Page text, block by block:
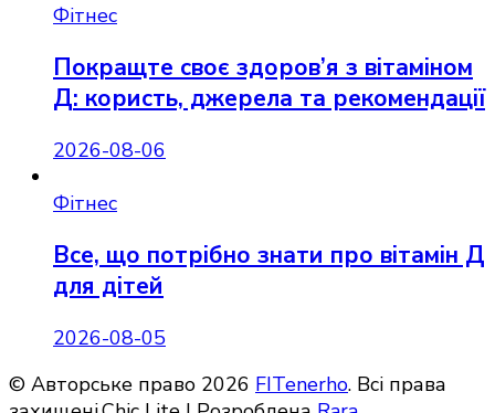
Фітнес
Покращте своє здоров’я з вітаміном
Д: користь, джерела та рекомендації
2026-08-06
Фітнес
Все, що потрібно знати про вітамін Д
для дітей
2026-08-05
© Авторське право 2026 FITenerho. Всі права